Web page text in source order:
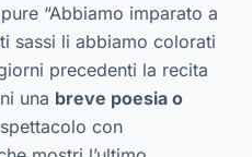
“Abbiamo imparato a
sassi li abbiamo colorati
precedenti la recita
una breve poesia o
con